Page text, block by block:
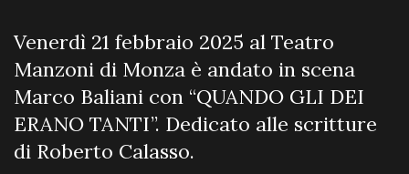
Venerdì 21 febbraio 2025 al Teatro
Manzoni di Monza è andato in scena
Marco Baliani con “QUANDO GLI DEI
ERANO TANTI”. Dedicato alle scritture
di Roberto Calasso.